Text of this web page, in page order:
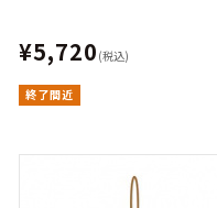
¥5,720 (税込)
終了間近